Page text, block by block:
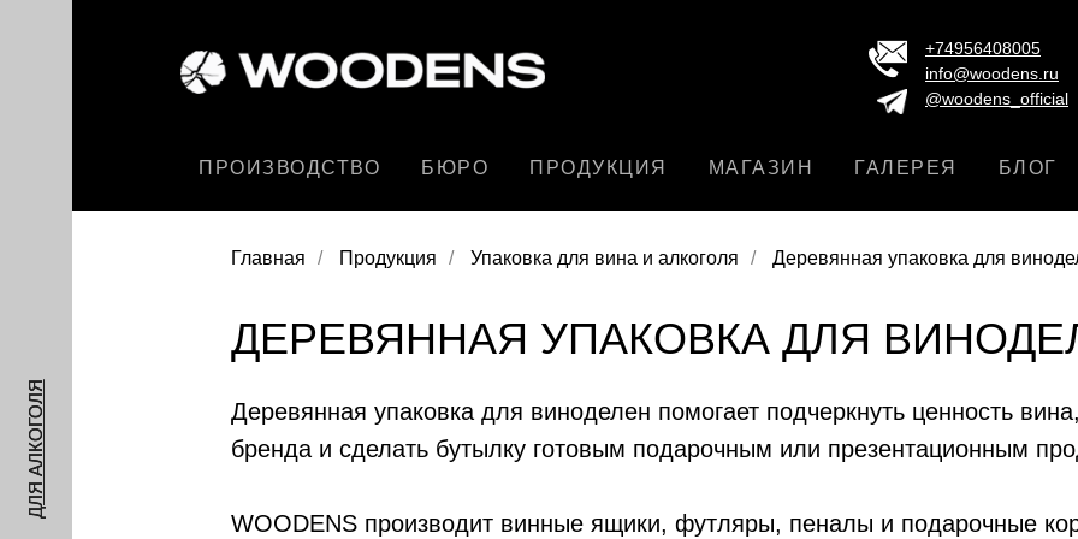
+74956408005
info@woodens.ru
@woodens_official
ПРОИЗВОДСТВО БЮРО ПРОДУКЦИЯ МАГАЗИН ГАЛЕРЕЯ БЛОГ
ДЛЯ АЛКОГОЛЯ
Главная / Продукция / Упаковка для вина и алкоголя / Деревянная упаковка для
ДЕРЕВЯННАЯ УПАКОВКА ДЛЯ
Деревянная упаковка для виноделен помогает подчеркнуть ценность
бренда и сделать бутылку готовым подарочным или презентационным
WOODENS производит винные ящики, футляры, пеналы и подарочные